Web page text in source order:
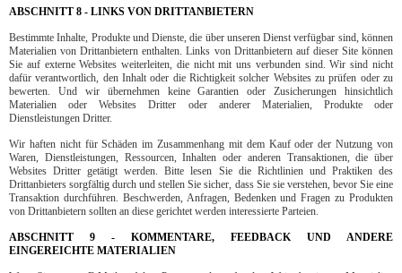
ABSCHNITT 8 - LINKS VON DRITTANBIETERN
Bestimmte Inhalte, Produkte und Dienste, die über unseren Dienst verfügbar sind, können
Materialien von Drittanbietern enthalten. Links von Drittanbietern auf dieser Site können
Sie auf externe Websites weiterleiten, die nicht mit uns verbunden sind. Wir sind nicht
dafür verantwortlich, den Inhalt oder die Richtigkeit solcher Websites zu prüfen oder zu
bewerten. Und wir übernehmen keine Garantien oder Zusicherungen hinsichtlich
Materialien oder Websites Dritter oder anderer Materialien, Produkte oder
Dienstleistungen Dritter.
Wir haften nicht für Schäden im Zusammenhang mit dem Kauf oder der Nutzung von
Waren, Dienstleistungen, Ressourcen, Inhalten oder anderen Transaktionen, die über
Websites Dritter getätigt werden. Bitte lesen Sie die Richtlinien und Praktiken des
Drittanbieters sorgfältig durch und stellen Sie sicher, dass Sie sie verstehen, bevor Sie eine
Transaktion durchführen. Beschwerden, Anfragen, Bedenken und Fragen zu Produkten
von Drittanbietern sollten an diese gerichtet werden interessierte Parteien.
ABSCHNITT 9 - KOMMENTARE, FEEDBACK UND ANDERE
EINGEREICHTE MATERIALIEN